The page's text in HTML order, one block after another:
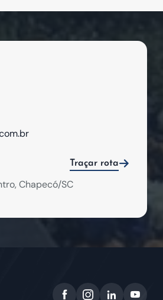
Traçar rota
Chapecó/SC